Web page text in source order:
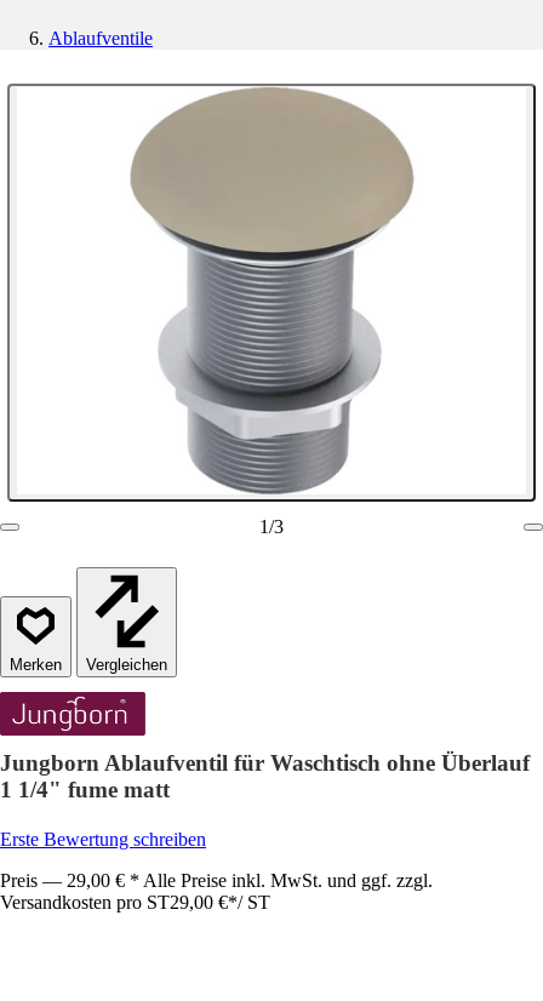
Ablaufventile
1/3
Vergleichen
Jungborn Ablaufventil für Waschtisch ohne Überlauf
1 1/4" fume matt
Erste Bewertung schreiben
Preis — 29,00 € * Alle Preise inkl. MwSt. und ggf. zzgl.
Versandkosten pro ST29,00 €*/ ST